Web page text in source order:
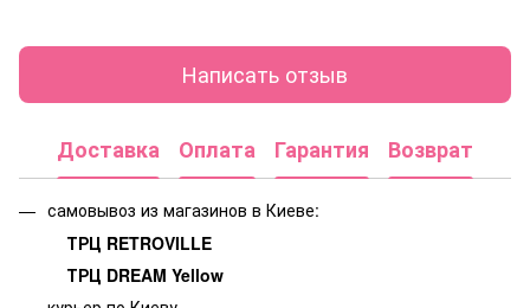
Написать отзыв
Доставка Оплата Гарантия Возврат
самовывоз из магазинов в Киеве:
ТРЦ RETROVILLE
ТРЦ DREAM Yellow